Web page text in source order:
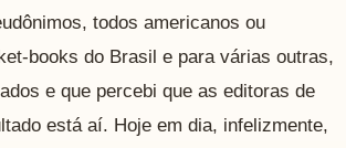
todos americanos ou
books do Brasil e para várias outras,
e que percebi que as editoras de
está aí. Hoje em dia, infelizmente,